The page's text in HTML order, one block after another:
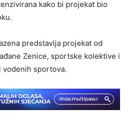
kako bi projekat bio
predstavlja projekat od
Zenice, sportske kolektive i
vodenih sportova.